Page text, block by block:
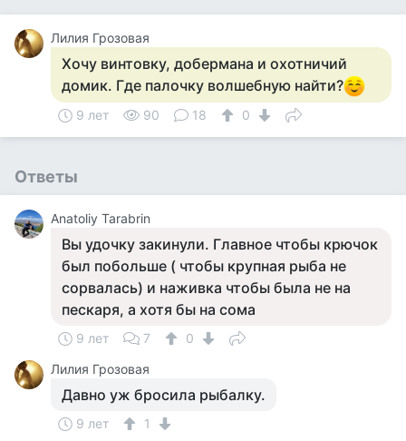
Лилия Грозовая
Хочу винтовку, добермана и охотничий
домик. Где палочку волшебную найти?
9 лет 90 18 0
Ответы
Anatoliy Tarabrin
Вы удочку закинули. Главное чтобы крючок
был побольше ( чтобы крупная рыба не
сорвалась) и наживка чтобы была не на
пескаря, а хотя бы на сома
9 лет 7
0
Лилия Грозовая
Давно уж бросила рыбалку.
9 лет
1